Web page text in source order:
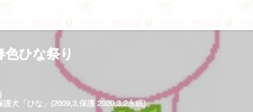
色ひな祭り
犬「ひな」(2009,3,保護 2020,3,2永眠)